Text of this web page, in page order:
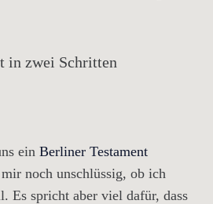
in zwei Schritten
ein Berliner Testament
noch unschlüssig, ob ich
Es spricht aber viel dafür, dass